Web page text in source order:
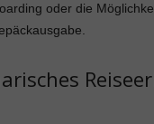
oder die